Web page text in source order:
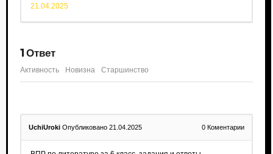
21.04.2025
1Ответ
Активность Новизна Старшинство
UchiUroki Опубликовано 21.04.2025 0 Коментарии